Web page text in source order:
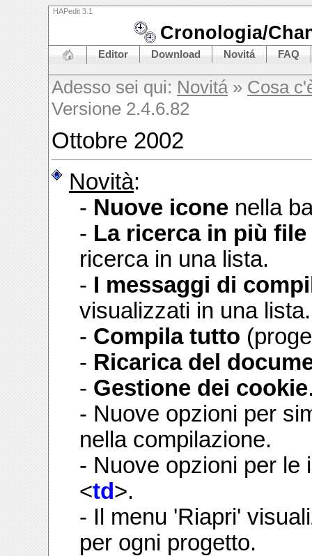
HAPedit 3.1
Cronologia/
Editor Download Novitá FAQ
Adesso sei qui: Novitá» Cosa
Versione 2.4.6.82
Ottobre 2002
Novità:
- Nuove icone nella
- La ricerca in più file
ricerca in una lista.
- I messaggi di
visualizzati in una lista.
- Compila tutto
- Ricarica del
- Gestione dei cookie
- Nuove opzioni per
nella compilazione.
- Nuove opzioni per le
<td>.
- Il menu 'Riapri'
per ogni progetto.